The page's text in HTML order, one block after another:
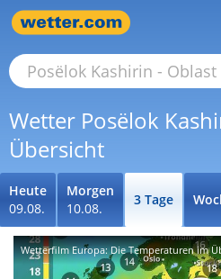
Wetter Posëlok
Übersicht
Heute
09.08.
Morgen
10.08.
3 Tage
Wetterfilm Europa: Die Temperaturen im